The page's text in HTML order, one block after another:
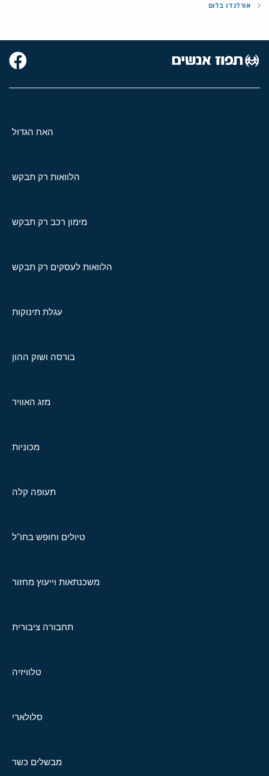
אורלנדו בלום
האח הגדול
הלוואות רק תבקש
מימון רכב רק תבקש
הלוואות לעסקים רק תבקש
עגלת תינוקות
בורסה ושוק ההון
מזג האוויר
מכוניות
תעופה קלה
טיולים וחופש בחו"ל
משכנתאות וייעוץ מחזור
תחבורה ציבורית
טלוויזיה
סלולארי
מבשלים כשר